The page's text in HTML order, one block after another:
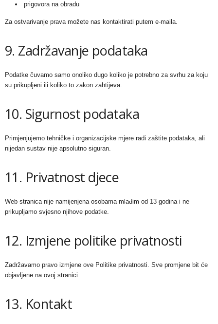
prigovora na obradu
Za ostvarivanje prava možete nas kontaktirati putem e-maila.
9. Zadržavanje podataka
Podatke čuvamo samo onoliko dugo koliko je potrebno za svrhu za koju
su prikupljeni ili koliko to zakon zahtijeva.
10. Sigurnost podataka
Primjenjujemo tehničke i organizacijske mjere radi zaštite podataka, ali
nijedan sustav nije apsolutno siguran.
11. Privatnost djece
Web stranica nije namijenjena osobama mlađim od 13 godina i ne
prikupljamo svjesno njihove podatke.
12. Izmjene politike privatnosti
Zadržavamo pravo izmjene ove Politike privatnosti. Sve promjene bit će
objavljene na ovoj stranici.
13. Kontakt